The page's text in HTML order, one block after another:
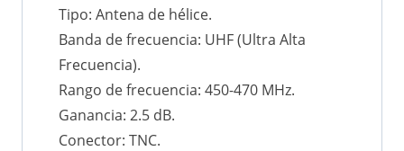
Tipo: Antena de hélice.
Banda de frecuencia: UHF (Ultra Alta
Frecuencia).
Rango de frecuencia: 450-470 MHz.
Ganancia: 2.5 dB.
Conector: TNC.